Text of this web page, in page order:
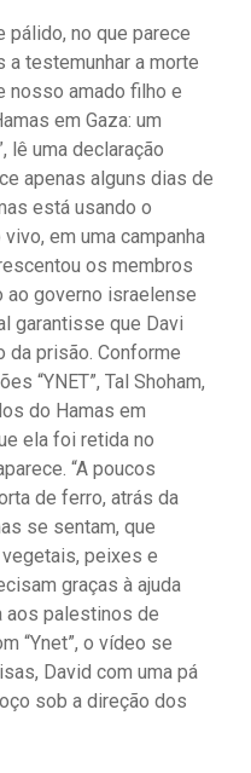
pálido, no que parece
a testemunhar a morte
nosso amado filho e
em Gaza: um
lê uma declaração
apenas alguns dias de
está usando o
em uma campanha
os membros
governo israelense
garantisse que Davi
da prisão. Conforme
“YNET”, Tal Shoham,
do Hamas em
ela foi retida no
“A poucos
de ferro, atrás da
se sentam, que
vegetais, peixes e
graças à ajuda
aos palestinos de
“Ynet”, o vídeo se
David com uma pá
sob a direção dos